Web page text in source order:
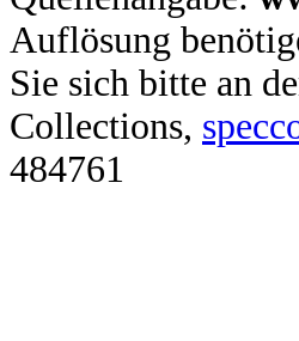
Auflösung
Sie sich bitte an
Collections,
484761